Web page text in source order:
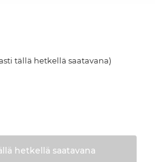
tällä hetkellä saatavana)
hetkellä saatavana